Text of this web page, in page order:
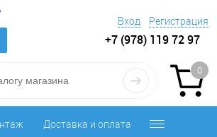
Вход Регистрация
+7 (978) 119 72 97
0
Доставка и оплата